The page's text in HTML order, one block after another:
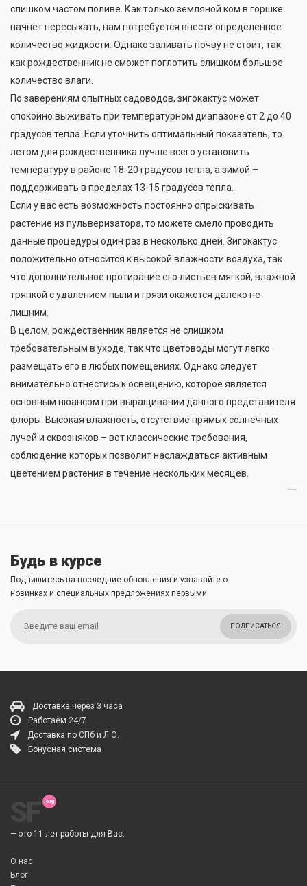
слишком частом поливе. Как только земляной ком в горшке
начнет пересыхать, нам потребуется внести определенное
количество жидкости. Однако заливать почву не стоит, так
как рождественник не сможет поглотить слишком большое
количество влаги.
По заверениям опытных садоводов, зигокактус может
спокойно выживать при температурном диапазоне от 2 до 40
градусов тепла. Если уточнить оптимальный показатель, то
летом для рождественника лучше всего установить
температуру в районе 18-20 градусов тепла, а зимой –
поддерживать в пределах 13-15 градусов тепла.
Если у вас есть возможность постоянно опрыскивать
растение из пульверизатора, то можете смело проводить
данные процедуры один раз в несколько дней. Зигокактус
положительно относится к высокой влажности воздуха, так
что дополнительное протирание его листьев мягкой, влажной
тряпкой с удалением пыли и грязи окажется далеко не
лишним.
В целом, рождественник является не слишком
требовательным в уходе, так что цветоводы могут легко
размещать его в любых помещениях. Однако следует
внимательно отнестись к освещению, которое является
основным нюансом при выращивании данного представителя
флоры. Высокая влажность, отсутствие прямых солнечных
лучей и сквозняков – вот классические требования,
соблюдение которых позволит наслаждаться активным
цветением растения в течение нескольких месяцев.
Будь в курсе
Подпишитесь на последние обновления и узнавайте о
новинках и специальных предложениях первыми
ПОДПИСАТЬСЯ
Доставка через 3 часа
Работаем 24/7
Доставка по СПб и Л.О.
Бонусная система
— это 11 лет работы для Вас.
О нас
Блог